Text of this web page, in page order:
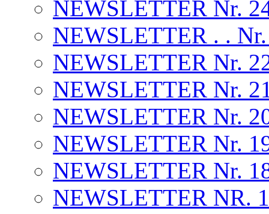
NEWSLETTER Nr.
NEWSLETTER . .
NEWSLETTER Nr.
NEWSLETTER Nr.
NEWSLETTER Nr.
NEWSLETTER Nr.
NEWSLETTER Nr.
NEWSLETTER NR.